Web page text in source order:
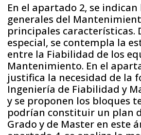
En el apartado 2, se
generales del
principales características.
especial, se contempla la
entre la Fiabilidad de los
Mantenimiento. En el
justifica la necesidad de la
Ingeniería de Fiabilidad y
y se proponen los bloques
podrían constituir un plan
Grado y de Master en este